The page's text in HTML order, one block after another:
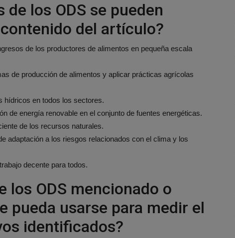
los ODS se pueden
del artículo?
de los productores de alimentos en pequeña escala
de producción de alimentos y aplicar prácticas agrícolas
hídricos en todos los sectores.
de energía renovable en el conjunto de fuentes energéticas.
de los recursos naturales.
adaptación a los riesgos relacionados con el clima y los
decente para todos.
los ODS mencionado o
pueda usarse para medir el
identificados?